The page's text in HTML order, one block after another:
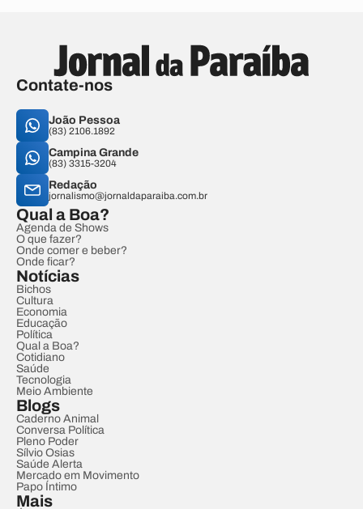
Contate-nos
João Pessoa
(83) 2106.1892
Campina Grande
(83) 3315-3204
Redação
jornalismo@jornaldaparaiba.com.br
Qual a Boa?
Agenda de Shows
O que fazer?
Onde comer e beber?
Onde ficar?
Notícias
Bichos
Cultura
Economia
Educação
Política
Qual a Boa?
Cotidiano
Saúde
Tecnologia
Meio Ambiente
Blogs
Caderno Animal
Conversa Política
Pleno Poder
Sílvio Osias
Saúde Alerta
Mercado em Movimento
Papo Íntimo
Mais